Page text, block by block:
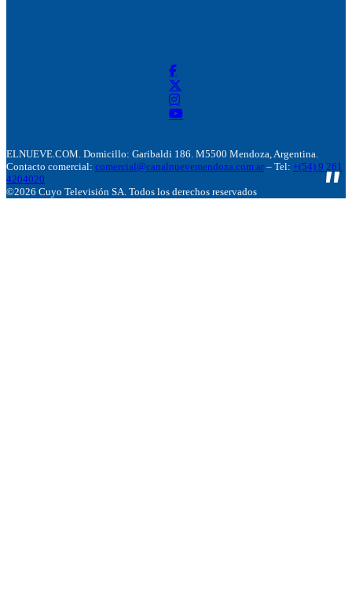
ELNUEVE.COM. Domicillo: Garibaldi 186. M5500 Mendoza, Argentina.
Contacto comercial: comercial@canalnuevemendoza.com.ar – Tel: +(54) 9 261
4204020
©2026 Cuyo Televisión SA. Todos los derechos reservados